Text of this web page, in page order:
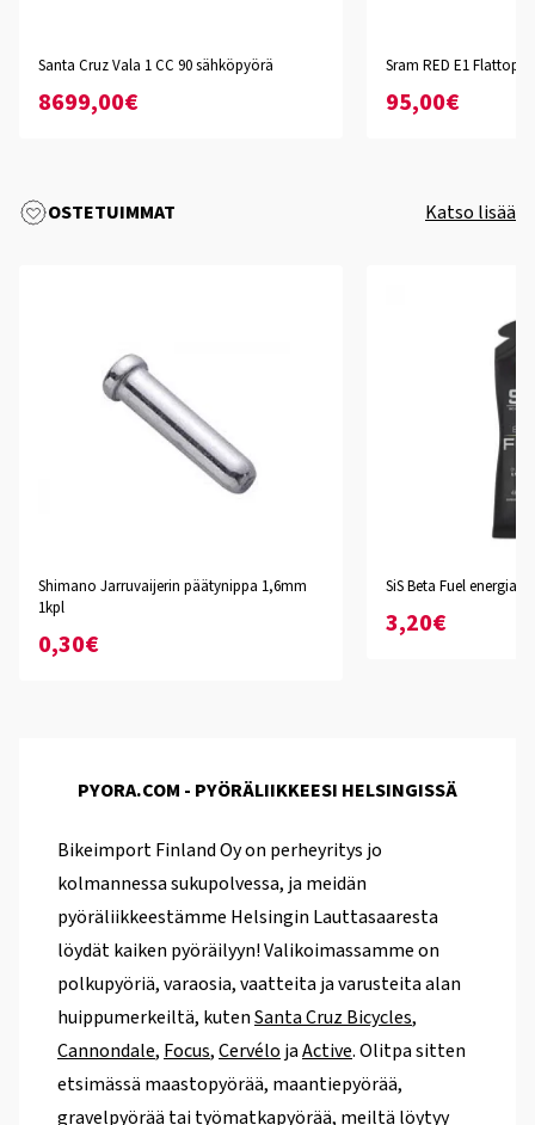
Santa Cruz Vala 1 CC 90 sähköpyörä
8699,00€
Sram RED E1 Flattop
95,00€
OSTETUIMMAT Katso lisää
Shimano Jarruvaijerin päätynippa 1,6mm
1kpl
0,30€
SiS Beta Fuel
3,20€
PYORA.COM - PYÖRÄLIIKKEESI HELSINGISSÄ
Bikeimport Finland Oy on perheyritys jo
kolmannessa sukupolvessa, ja meidän
pyöräliikkeestämme Helsingin Lauttasaaresta
löydät kaiken pyöräilyyn! Valikoimassamme on
polkupyöriä, varaosia, vaatteita ja varusteita alan
huippumerkeiltä, kutenSanta Cruz Bicycles,
Cannondale, Focus,Cervélo jaActive. Olitpa sitten
etsimässä maastopyörää, maantiepyörää,
gravelpyörää tai työmatkapyörää, meiltä löytyy